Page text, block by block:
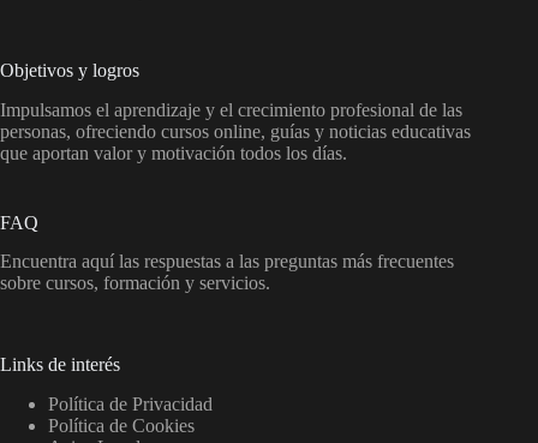
Objetivos y logros
Impulsamos el aprendizaje y el crecimiento profesional de las
personas, ofreciendo cursos online, guías y noticias educativas
que aportan valor y motivación todos los días.
FAQ
Encuentra aquí las respuestas a las preguntas más frecuentes
sobre cursos, formación y servicios.
Links de interés
Política de Privacidad
Política de Cookies